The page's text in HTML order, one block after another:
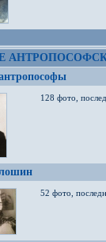
128 фото,
52 фото,